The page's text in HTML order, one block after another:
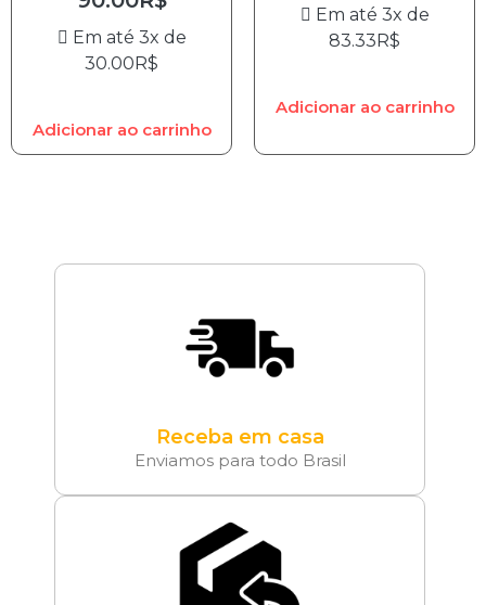
Em até 3x de
30.00R$
Adicionar ao carrinho
Em até 3x de
83.33R$
Adicionar ao carrinho
Receba em casa
Enviamos para todo Brasil